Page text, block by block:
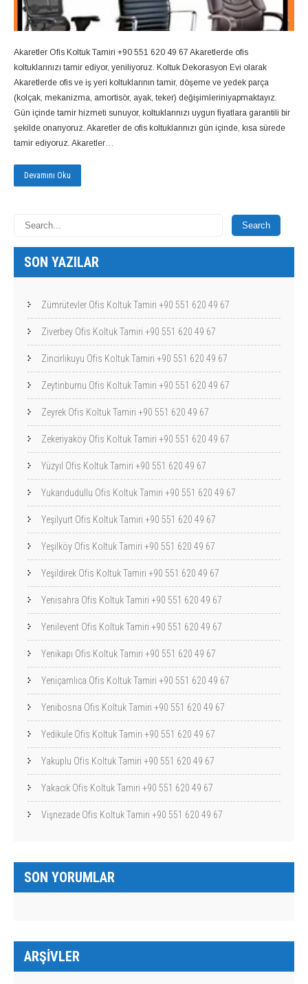
Akaretler Ofis Koltuk Tamiri +90 551 620 49 67 Akaretlerde ofis
koltuklarınızı tamir ediyor, yeniliyoruz. Koltuk Dekorasyon Evi olarak
Akaretlerde ofis ve iş yeri koltuklarının tamir, döşeme ve yedek parça
(kolçak, mekanizma, amortisör, ayak, teker) değişimleriniyapmaktayız.
Gün içinde tamir hizmeti sunuyor, koltuklarınızı uygun fiyatlara garantili bir
şekilde onarıyoruz. Akaretler de ofis koltuklarınızı gün içinde, kısa sürede
tamir ediyoruz. Akaretler…
Devamını Oku
SON YAZILAR
Zümrütevler Ofis Koltuk Tamiri +90 551 620 49 67
Ziverbey Ofis Koltuk Tamiri +90 551 620 49 67
Zincirlikuyu Ofis Koltuk Tamiri +90 551 620 49 67
Zeytinburnu Ofis Koltuk Tamiri +90 551 620 49 67
Zeyrek Ofis Koltuk Tamiri +90 551 620 49 67
Zekeriyaköy Ofis Koltuk Tamiri +90 551 620 49 67
Yüzyıl Ofis Koltuk Tamiri +90 551 620 49 67
Yukarıdudullu Ofis Koltuk Tamiri +90 551 620 49 67
Yeşilyurt Ofis Koltuk Tamiri +90 551 620 49 67
Yeşilköy Ofis Koltuk Tamiri +90 551 620 49 67
Yeşildirek Ofis Koltuk Tamiri +90 551 620 49 67
Yenisahra Ofis Koltuk Tamiri +90 551 620 49 67
Yenilevent Ofis Koltuk Tamiri +90 551 620 49 67
Yenikapı Ofis Koltuk Tamiri +90 551 620 49 67
Yeniçamlıca Ofis Koltuk Tamiri +90 551 620 49 67
Yenibosna Ofis Koltuk Tamiri +90 551 620 49 67
Yedikule Ofis Koltuk Tamiri +90 551 620 49 67
Yakuplu Ofis Koltuk Tamiri +90 551 620 49 67
Yakacık Ofis Koltuk Tamiri +90 551 620 49 67
Vişnezade Ofis Koltuk Tamiri +90 551 620 49 67
SON YORUMLAR
ARŞIVLER